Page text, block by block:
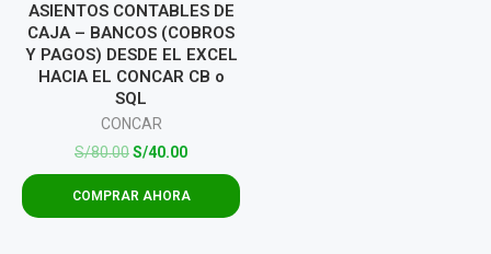
ASIENTOS CONTABLES DE
CAJA – BANCOS (COBROS
Y PAGOS) DESDE EL EXCEL
HACIA EL CONCAR CB o
SQL
CONCAR
S/80.00S/40.00
COMPRAR AHORA